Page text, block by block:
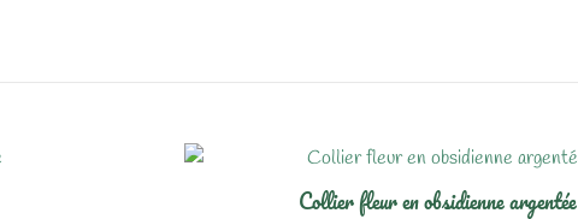
Collier fleur en obsidienne argentée